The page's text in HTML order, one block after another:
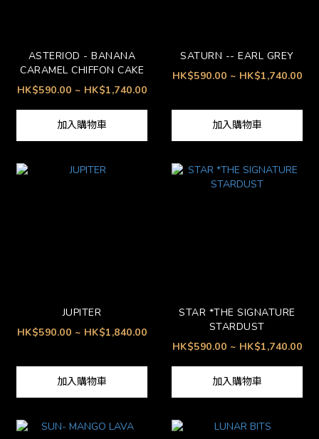
ASTERIOD - BANANA
CARAMEL CHIFFON CAKE
HK$590.00 ~ HK$1,740.00
加入購物車
SATURN -- EARL GREY
HK$590.00 ~ HK$1,740.00
加入購物車
JUPITER
HK$590.00 ~ HK$1,840.00
加入購物車
STAR *THE SIGNATURE
STARDUST
HK$590.00 ~ HK$1,740.00
加入購物車